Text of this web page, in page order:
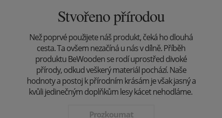
Stvořeno přírodou
Než poprvé použijete náš produkt, čeká ho dlouhá
cesta. Ta ovšem nezačíná u nás v dílně. Příběh
produktu BeWooden se rodí uprostřed divoké
přírody, odkud veškerý materiál pochází. Naše
hodnoty a postoj k přírodním krásám je však jasný a
kvůli jedinečným doplňkům lesy kácet nehodláme.
Prozkoumat